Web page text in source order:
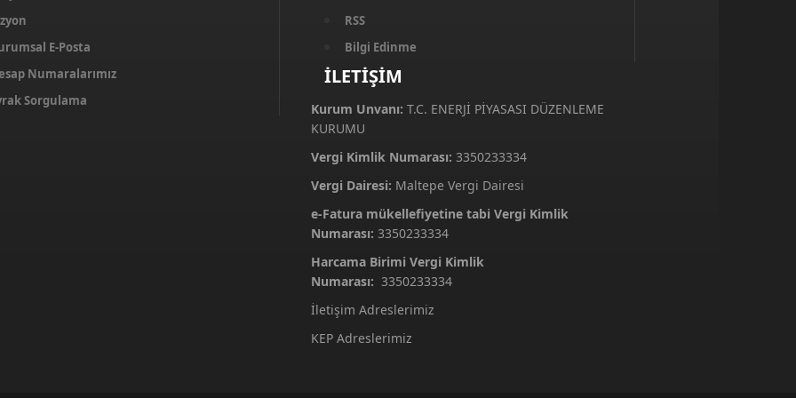
E-Posta
Numaralarımız
Sorgulama
RSS
Bilgi Edinme
İLETİŞİM
Kurum Unvanı: T.C. ENERJİ PİYASASI DÜZENLEME
KURUMU
Vergi Kimlik Numarası: 3350233334
Vergi Dairesi: Maltepe Vergi Dairesi
e-Fatura mükellefiyetine tabi Vergi Kimlik
Numarası: 3350233334
Harcama Birimi Vergi Kimlik
Numarası: 3350233334
İletişim Adreslerimiz
KEP Adreslerimiz